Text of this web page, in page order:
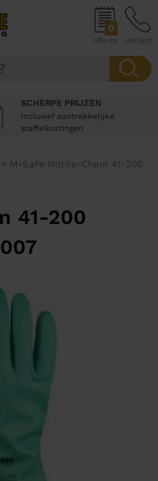
0
offerte contact
SCHERPE PRIJZEN
Inclusief aantrekkelijke
staffelkortingen
> M-Safe Nitrile-Chem 41-200
41-200